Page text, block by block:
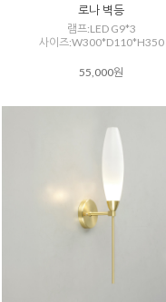
로나 벽등
램프:LED G9*3
사이즈:W300*D110*H350
55,000원